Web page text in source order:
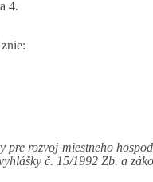
4.
pre rozvoj miestneho
č. 15/1992 Zb. a